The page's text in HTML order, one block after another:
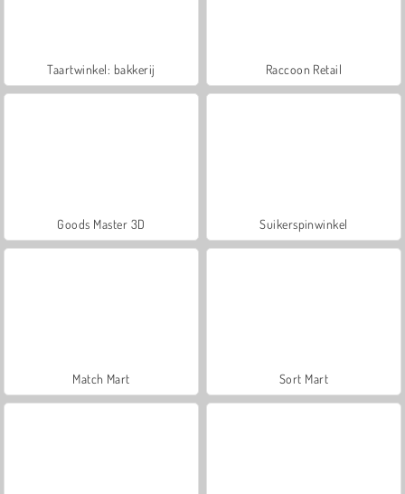
Taartwinkel: bakkerij Raccoon Retail
Goods Master 3D Suikerspinwinkel
Match Mart Sort Mart